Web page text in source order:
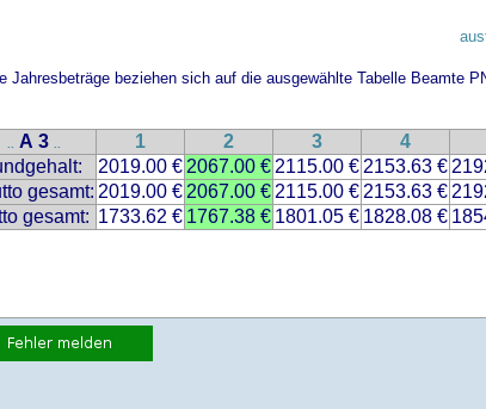
Jahresbeträge beziehen sich auf die ausgewählte Tabelle Beamte
.. A 3 .. 1 2 3 4
2019.00 € 2067.00 € 2115.00 € 2153.63 €
gesamt: 2019.00 € 2067.00 € 2115.00 € 2153.63 €
gesamt: 1733.62 € 1767.38 € 1801.05 € 1828.08 €